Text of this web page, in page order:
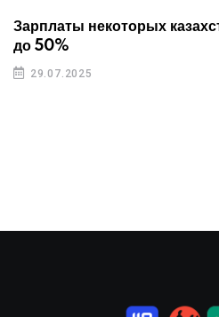
Зарплаты некоторых
до 50%
29.07.2025